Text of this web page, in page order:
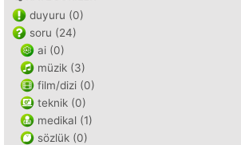
duyuru (0)
soru (24)
ai (0)
müzik (3)
film/dizi (0)
teknik (0)
medikal (1)
sözlük (0)